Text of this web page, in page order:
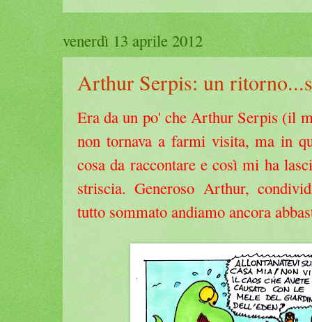
venerdì 13 aprile 2012
Arthur Serpis: un
Era da un po' che Arthur Serpis (il
non tornava a farmi visita, ma in
cosa da raccontare e così mi ha
striscia. Generoso Arthur,
tutto sommato andiamo ancora